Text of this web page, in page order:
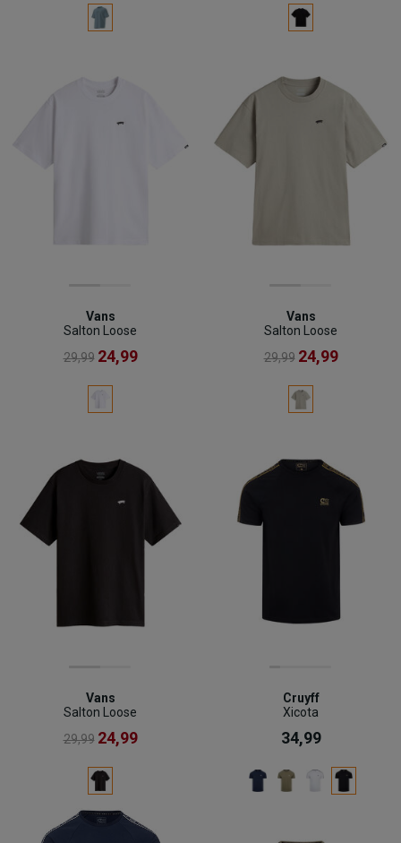
Vans
Salton Loose
29,99 24,99
Vans
Salton Loose
29,99 24,99
Vans
Salton Loose
29,99 24,99
Cruyff
Xicota
34,99